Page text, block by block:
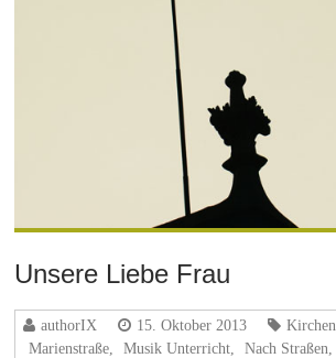
Unsere Liebe Frau
authorIX 15. Oktober 2013 Kirchen
Marienstraße
Musik Unterricht Nach Straßen